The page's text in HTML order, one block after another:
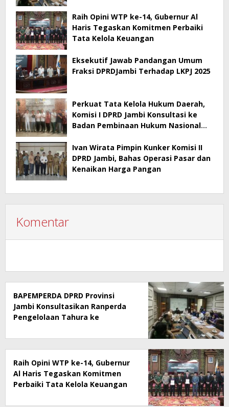
Raih Opini WTP ke-14, Gubernur Al
Haris Tegaskan Komitmen Perbaiki
Tata Kelola Keuangan
Eksekutif Jawab Pandangan Umum
Fraksi DPRDJambi Terhadap LKPJ 2025
Perkuat Tata Kelola Hukum Daerah,
Komisi I DPRD Jambi Konsultasi ke
Badan Pembinaan Hukum Nasional
Ivan Wirata Pimpin Kunker Komisi II
DPRD Jambi, Bahas Operasi Pasar dan
Kenaikan Harga Pangan
Komentar
BAPEMPERDA DPRD Provinsi
Jambi Konsultasikan Ranperda
Pengelolaan Tahura ke
Raih Opini WTP ke-14, Gubernur
Al Haris Tegaskan Komitmen
Perbaiki Tata Kelola Keuangan